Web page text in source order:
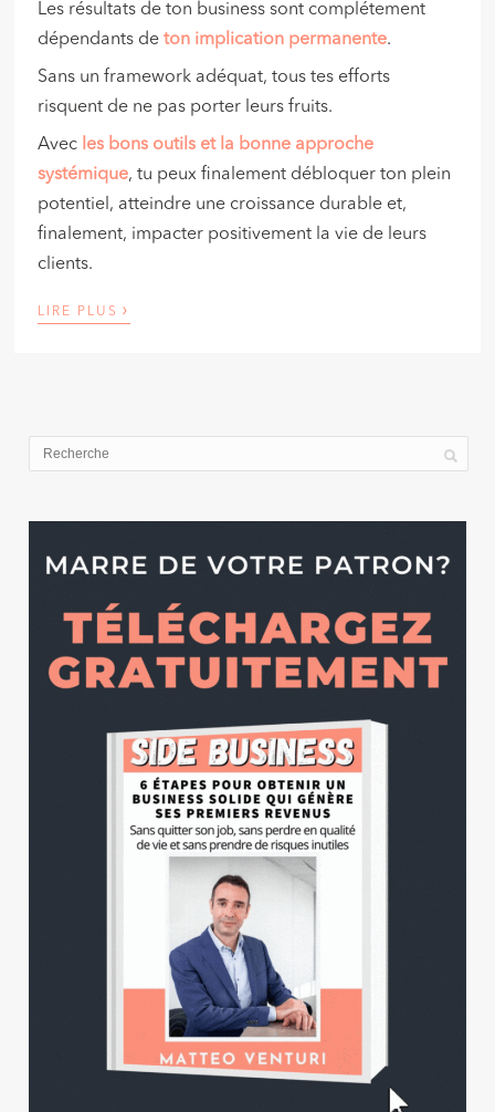
Les résultats de ton business sont complétement
dépendants deton implication permanente.
Sans un framework adéquat, tous tes efforts
risquent de ne pas porter leurs fruits.
Avec les bons outils et la bonne approche
systémique, tu peux finalement débloquer ton plein
potentiel, atteindre une croissance durable et,
finalement, impacter positivement la vie de leurs
clients.
LIRE PLUS ›